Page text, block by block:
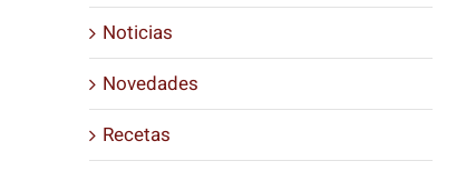
Noticias
Novedades
Recetas